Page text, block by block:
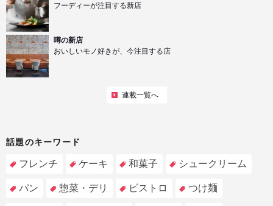
フーディーが注目する新店
噂の新店
おいしいモノ好きが、今注目する店
連載一覧へ
話題のキーワード
フレンチ ケーキ 和菓子 シュークリーム
パン 惣菜・デリ ビストロ つけ麺